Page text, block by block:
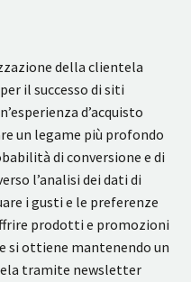
della clientela
il successo di siti
d’acquisto
un legame più profondo
di conversione e di
l’analisi dei dati di
i gusti e le preferenze
prodotti e promozioni
si ottiene mantenendo un
tramite newsletter